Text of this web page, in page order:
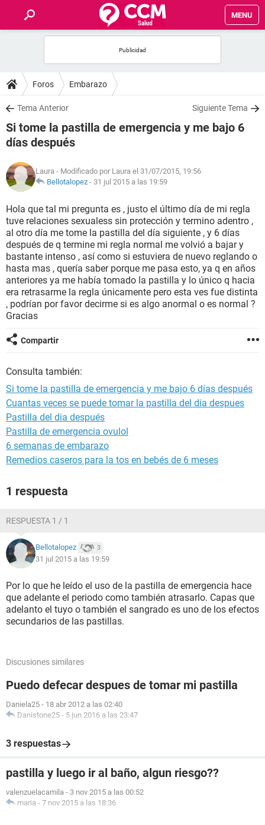
MENU
FOROS
SALUD
FAMILIA
NUTRICIÓN
SEXUALIDAD
GLOSARIO
Foros Embarazo
Tema Anterior Siguiente Tema
Si tome la pastilla de emergencia y me bajo 6
días después
Laura - Modificado por Laura el 31/07/2015, 19:56
Bellotalopez - 31 jul 2015 a las 19:59
Hola que tal mi pregunta es , justo el último día de mi regla
tuve relaciones sexualess sin protección y termino adentro ,
al otro día me tome la pastilla del día siguiente , y 6 días
después de q termine mi regla normal me volvió a bajar y
bastante intenso , así como si estuviera de nuevo reglando o
hasta mas , quería saber porque me pasa esto, ya q en años
anteriores ya me había tomado la pastilla y lo único q hacia
era retrasarme la regla únicamente pero esta ves fue distinta
, podrían por favor decirme si es algo anormal o es normal ?
Gracias
Compartir
Consulta también:
Si tome la pastilla de emergencia y me bajo 6 días después
Cuantas veces se puede tomar la pastilla del dia despues
Pastilla del dia después
Pastilla de emergencia ovulol
6 semanas de embarazo
Remedios caseros para la tos en bebés de 6 meses
1 respuesta
RESPUESTA 1 / 1
Bellotalopez 3
31 jul 2015 a las 19:59
Por lo que he leído el uso de la pastilla de emergencia hace
que adelante el periodo como también atrasarlo. Capas que
adelanto el tuyo o también el sangrado es uno de los efectos
secundarios de las pastillas.
Discusiones similares
Puedo defecar despues de tomar mi pastilla
Daniela25 - 18 abr 2012 a las 02:40
Danistone25 - 5 jun 2016 a las 23:47
3 respuestas
pastilla y luego ir al baño, algun riesgo??
valenzuelacamila - 3 nov 2015 a las 00:52
maria - 7 nov 2015 a las 18:36